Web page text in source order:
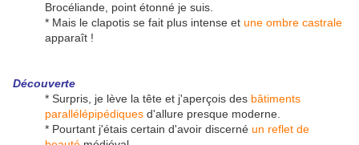
Brocéliande, point étonné je suis.
* Mais le clapotis se fait plus intense et une ombre castrale
apparaît !
Découverte
* Surpris, je lève la tête et j'aperçois des bâtiments
parallélépipédiques d'allure presque moderne.
* Pourtant j'étais certain d'avoir discerné un reflet de